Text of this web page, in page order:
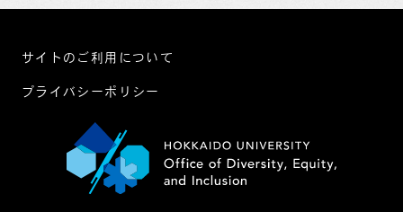
サイトのご利用について
プライバシーポリシー